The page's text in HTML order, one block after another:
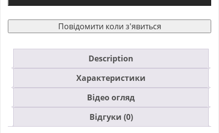
Повідомити коли з'явиться
Description
Характеристики
Відео огляд
Відгуки (0)